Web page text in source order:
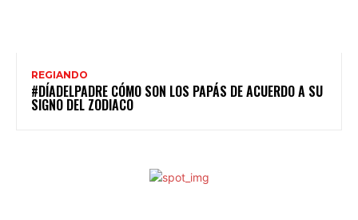
REGIANDO
#DÍADELPADRE CÓMO SON LOS PAPÁS DE ACUERDO A SU
SIGNO DEL ZODIACO